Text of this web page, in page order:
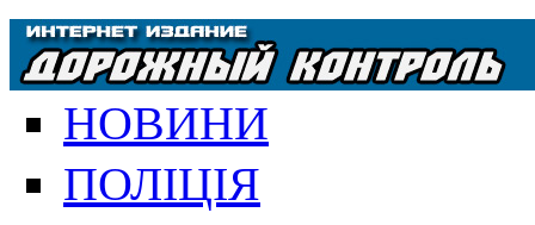
НОВИНИ
ПОЛІЦІЯ